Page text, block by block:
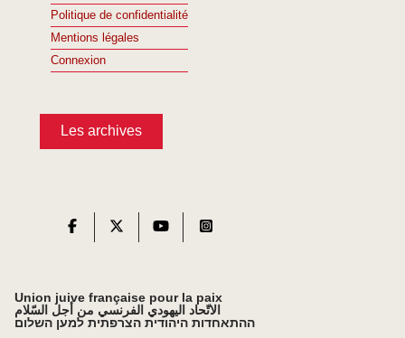
Politique de confidentialité
Mentions légales
Connexion
Les archives
Union juive française pour la paix
الاتّحاد اليهودي الفرنسي من أجل السّلام
ההתאחדות היהודית הצרפתית למען השלום